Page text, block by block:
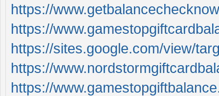
https://
https://
https://sites.google.com/view/
https://
https://